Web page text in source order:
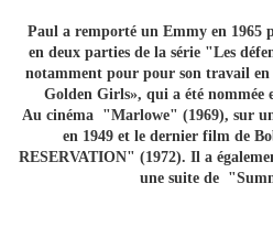
Paul a remporté un Emmy en 1965
en deux parties de la série "Les
notamment pour pour son travail
Golden Girls», qui a été nommée
Au cinéma "Marlowe" (1969), sur
en 1949 et le dernier film de
RESERVATION" (1972). Il a
une suite de